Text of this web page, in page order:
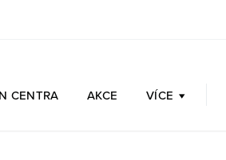
CENTRA AKCE VÍCE